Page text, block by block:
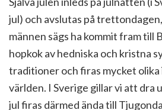
jul) och avslutas på
männen sägs ha kommit fram till
hopkok av hedniska och kristna
traditioner och firas mycket olika
världen. I Sverige gillar vi att dra
jul firas därmed ända till